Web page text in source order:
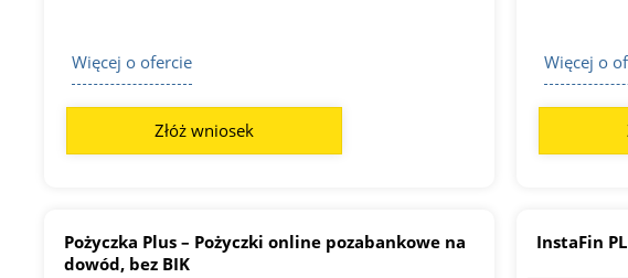
Więcej o ofercie
Złóż wniosek
Więcej o
Pożyczka Plus – Pożyczki online pozabankowe na
dowód, bez BIK
InstaFin